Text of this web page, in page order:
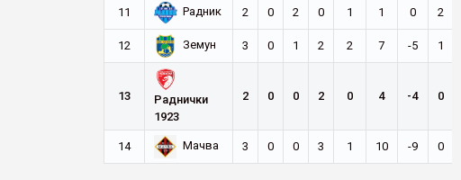
11 Радник 2 0 2 0 1 1 0 2
12 Земун 3 0 1 2 2 7 -5 1
13
Раднички
1923
2 0 0 2 0 4 -4 0
14 Мачва 3 0 0 3 1 10 -9 0